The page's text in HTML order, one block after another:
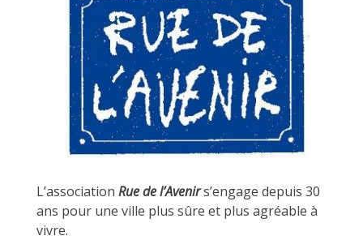
L’association Rue de l’Avenirs’engage depuis 30
ans pour une ville plus sûre et plus agréable à
vivre.